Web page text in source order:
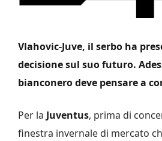
Vlahovic-Juve, il serbo ha
decisione sul suo futuro.
bianconero deve pensare a
Per la Juventus, prima di
finestra invernale di mercato